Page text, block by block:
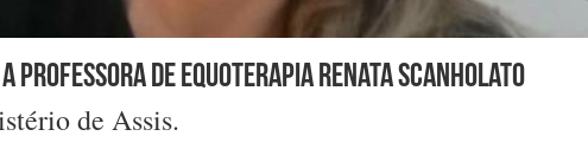
professora de equoterapia Renata Scanholato
de Assis.